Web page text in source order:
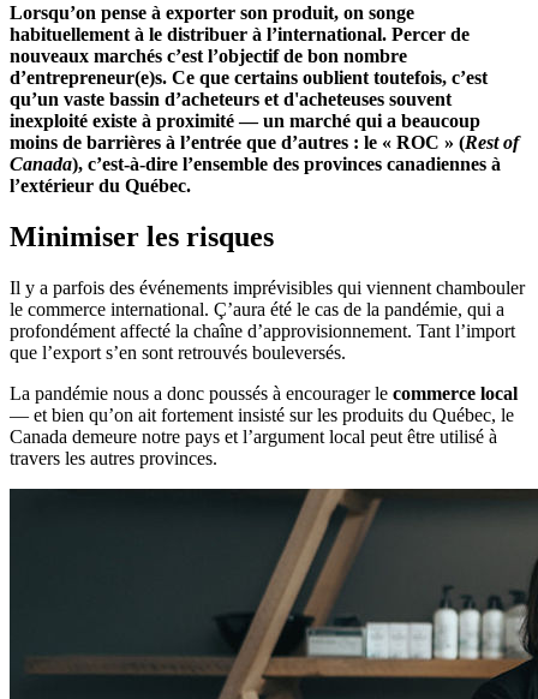
Lorsqu’on pense à exporter son produit, on songe
habituellement à le distribuer à l’international. Percer de
nouveaux marchés c’est l’objectif de bon nombre
d’entrepreneur(e)s. Ce que certains oublient toutefois, c’est
qu’un vaste bassin d’acheteurs et d'acheteuses souvent
inexploité existe à proximité — un marché qui a beaucoup
moins de barrières à l’entrée que d’autres : le « ROC » (Rest of
Canada), c’est-à-dire l’ensemble des provinces canadiennes à
l’extérieur du Québec.
Minimiser les risques
Il y a parfois des événements imprévisibles qui viennent chambouler
le commerce international. Ç’aura été le cas de la pandémie, qui a
profondément affecté la chaîne d’approvisionnement. Tant l’import
que l’export s’en sont retrouvés bouleversés.
La pandémie nous a donc poussés à encourager le commerce local
— et bien qu’on ait fortement insisté sur les produits du Québec, le
Canada demeure notre pays et l’argument local peut être utilisé à
travers les autres provinces.